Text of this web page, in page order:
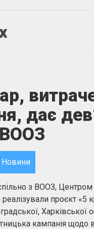
дає
ВООЗ
Новини
з ВООЗ, Центром
проєкт
Харківської
кампанія щодо